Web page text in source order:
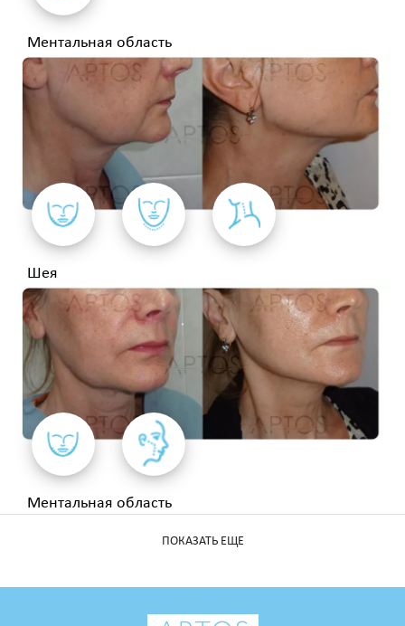
Ментальная область
Шея
Ментальная область
ПОКАЗАТЬ ЕЩЕ